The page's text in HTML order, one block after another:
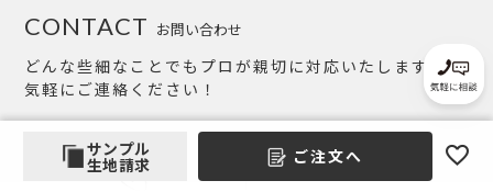
お問い合わせ
CONTACT
どんな些細なことでもプロが親切に対応いたします。お
気軽にご連絡ください！
サンプル
生地請求
ご注文へ